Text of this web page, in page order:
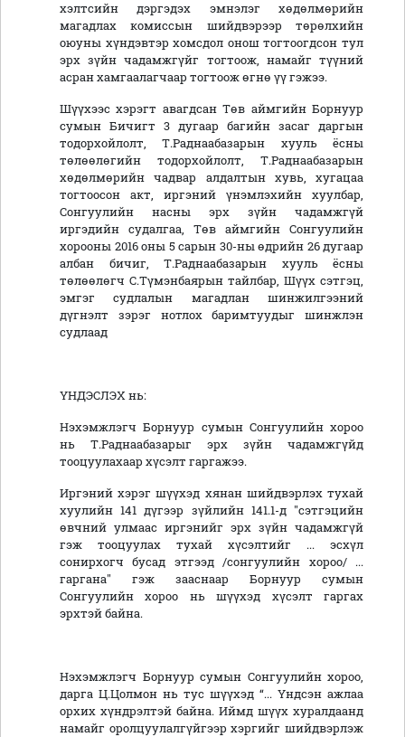
хэлтсийн дэргэдэх эмнэлэг хөдөлмөрийн
магадлах комиссын шийдвэрээр төрөлхийн
оюуны хүндэвтэр хомсдол онош тогтоогдсон тул
эрх зүйн чадамжгүйг тогтоож, намайг түүний
асран хамгаалагчаар тогтоож өгнө үү гэжээ.
Шүүхээс хэрэгт авагдсан Төв аймгийн Борнуур
сумын Бичигт 3 дугаар багийн засаг даргын
тодорхойлолт, Т.Раднаабазарын хууль ёсны
төлөөлөгийн тодорхойлолт, Т.Раднаабазарын
хөдөлмөрийн чадвар алдалтын хувь, хугацаа
тогтоосон акт, иргэний үнэмлэхийн хуулбар,
Сонгуулийн насны эрх зүйн чадамжгүй
иргэдийн судалгаа, Төв аймгийн Сонгуулийн
хорооны 2016 оны 5 сарын 30-ны өдрийн 26 дугаар
албан бичиг, Т.Раднаабазарын хууль ёсны
төлөөлөгч С.Түмэнбаярын тайлбар, Шүүх сэтгэц,
эмгэг судлалын магадлан шинжилгээний
дүгнэлт зэрэг нотлох баримтуудыг шинжлэн
судлаад
ҮНДЭСЛЭХ нь:
Нэхэмжлэгч Борнуур сумын Сонгуулийн хороо
нь Т.Раднаабазарыг эрх зүйн чадамжгүйд
тооцуулахаар хүсэлт гаргажээ.
Иргэний хэрэг шүүхэд хянан шийдвэрлэх тухай
хуулийн 141 дүгээр зүйлийн 141.1-д "сэтгэцийн
өвчний улмаас иргэнийг эрх зүйн чадамжгүй
гэж тооцуулах тухай хүсэлтийг ... эсхүл
сонирхогч бусад этгээд /сонгуулийн хороо/ ...
гаргана" гэж зааснаар Борнуур сумын
Сонгуулийн хороо нь шүүхэд хүсэлт гаргах
эрхтэй байна.
Нэхэмжлэгч Борнуур сумын Сонгуулийн хороо,
дарга Ц.Цолмон нь тус шүүхэд “... Үндсэн ажлаа
орхих хүндрэлтэй байна. Иймд шүүх хуралдаанд
намайг оролцуулалгүйгээр хэргийг шийдвэрлэж